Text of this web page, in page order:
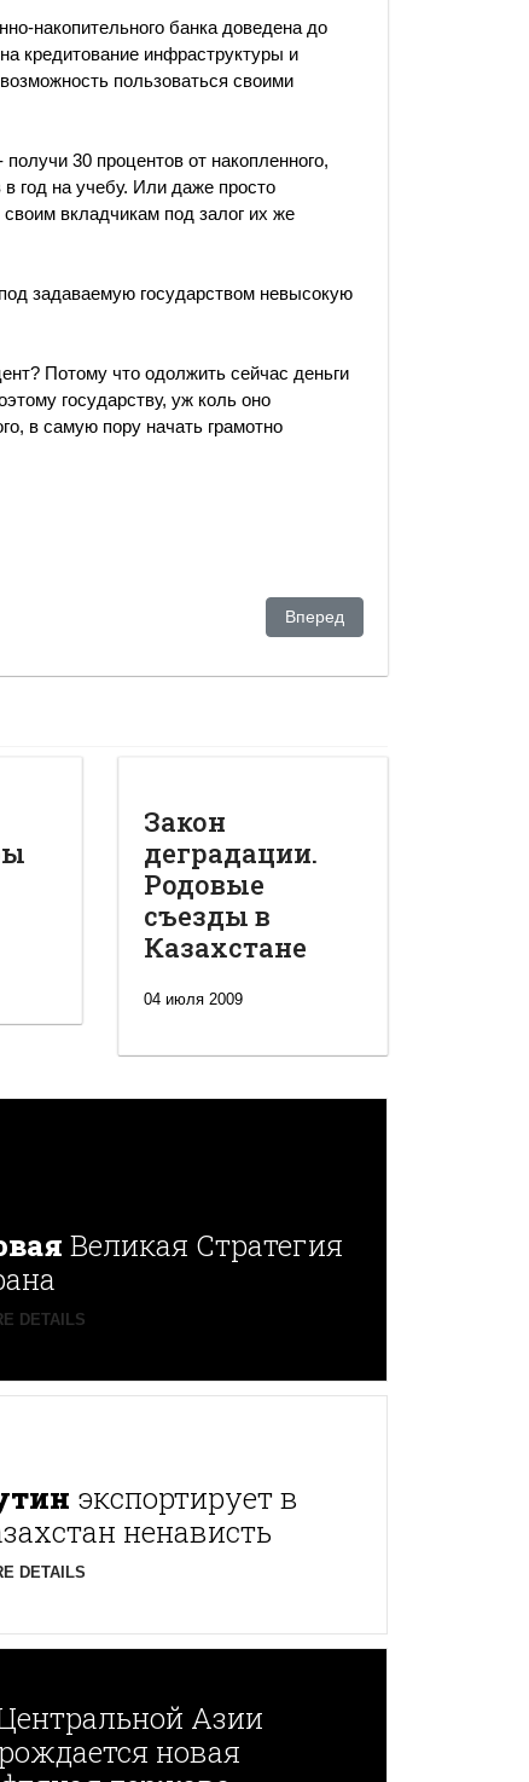
накопительного банка доведена до
кредитование инфраструктуры и
пользоваться своими
30 процентов от накопленного,
год на учебу. Или даже просто
вкладчикам под залог их же
задаваемую государством невысокую
Потому что одолжить сейчас деньги
государству, уж коль оно
в самую пору начать грамотно
или ее нукеры? Следующий: Чем встревожены
Вперед
Закон
деградации.
Родовые
съезды в
Казахстане
04 июля 2009
Великая Стратегия
DETAILS
экспортирует в
ненависть
DETAILS
Азии
новая